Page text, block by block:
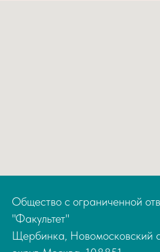
Общество с ограниченной
"Факультет"
Щербинка, Новомосковский